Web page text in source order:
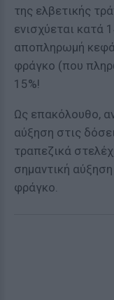
της ελβετικής
ενισχύεται κατά
αποπληρωμή
φράγκο (που
15%!
Ως επακόλουθο,
αύξηση στις
τραπεζικά
σημαντική
φράγκο.